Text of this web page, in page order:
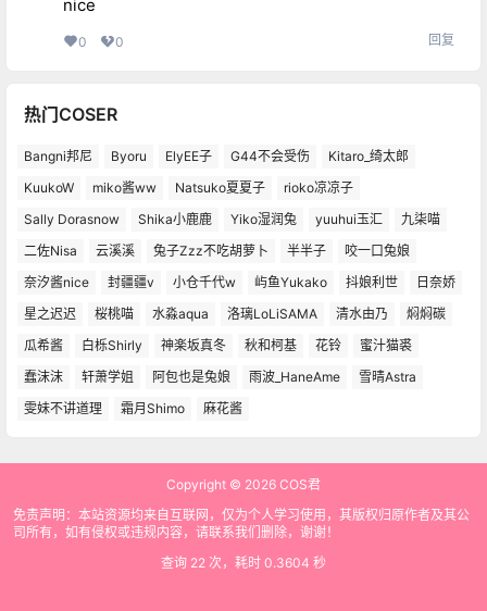
nice
0 0 回复
热门COSER
Bangni邦尼 Byoru ElyEE子 G44不会受伤
Kitaro_绮太郎
KuukoW
miko酱ww Natsuko夏夏子
rioko凉凉子
Sally Dorasnow
Shika小鹿鹿 Yiko湿润兔 yuuhui玉汇
九柒喵
二佐Nisa
云溪溪 兔子Zzz不吃胡萝卜 半半子
咬一口兔娘
奈汐酱nice
封疆疆v 小仓千代w 屿鱼Yukako 抖娘利世
日奈娇
星之迟迟
桜桃喵 水淼aqua 洛璃LoLiSAMA 清水由乃
焖焖碳
瓜希酱
白栎Shirly 神楽坂真冬 秋和柯基 花铃
蜜汁猫裘
蠢沫沫
轩萧学姐 阿包也是兔娘 雨波_HaneAme
雪晴Astra
雯妹不讲道理
霜月Shimo 麻花酱
Copyright © 2026 COS君
免责声明：本站资源均来自互联网，仅为个人学习使用，其版权归原作者及其公
司所有，如有侵权或违规内容，请联系我们删除，谢谢！
查询 22 次，耗时 0.3604 秒